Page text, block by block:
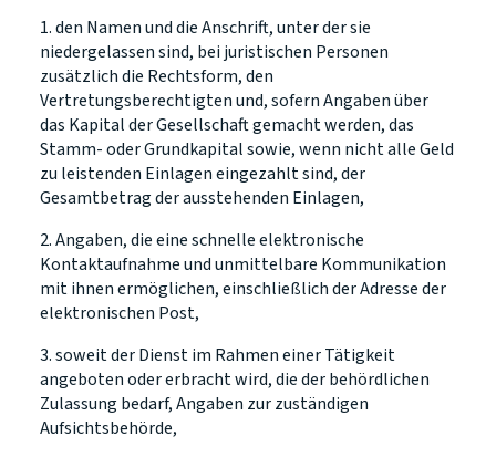
1. den Namen und die Anschrift, unter der sie
niedergelassen sind, bei juristischen Personen
zusätzlich die Rechtsform, den
Vertretungsberechtigten und, sofern Angaben über
das Kapital der Gesellschaft gemacht werden, das
Stamm- oder Grundkapital sowie, wenn nicht alle Geld
zu leistenden Einlagen eingezahlt sind, der
Gesamtbetrag der ausstehenden Einlagen,
2. Angaben, die eine schnelle elektronische
Kontaktaufnahme und unmittelbare Kommunikation
mit ihnen ermöglichen, einschließlich der Adresse der
elektronischen Post,
3. soweit der Dienst im Rahmen einer Tätigkeit
angeboten oder erbracht wird, die der behördlichen
Zulassung bedarf, Angaben zur zuständigen
Aufsichtsbehörde,